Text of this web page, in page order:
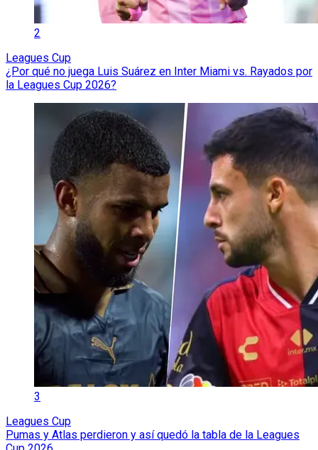
2
Leagues Cup
¿Por qué no juega Luis Suárez en Inter Miami vs. Rayados por
la Leagues Cup 2026?
3
Leagues Cup
Pumas y Atlas perdieron y así quedó la tabla de la Leagues